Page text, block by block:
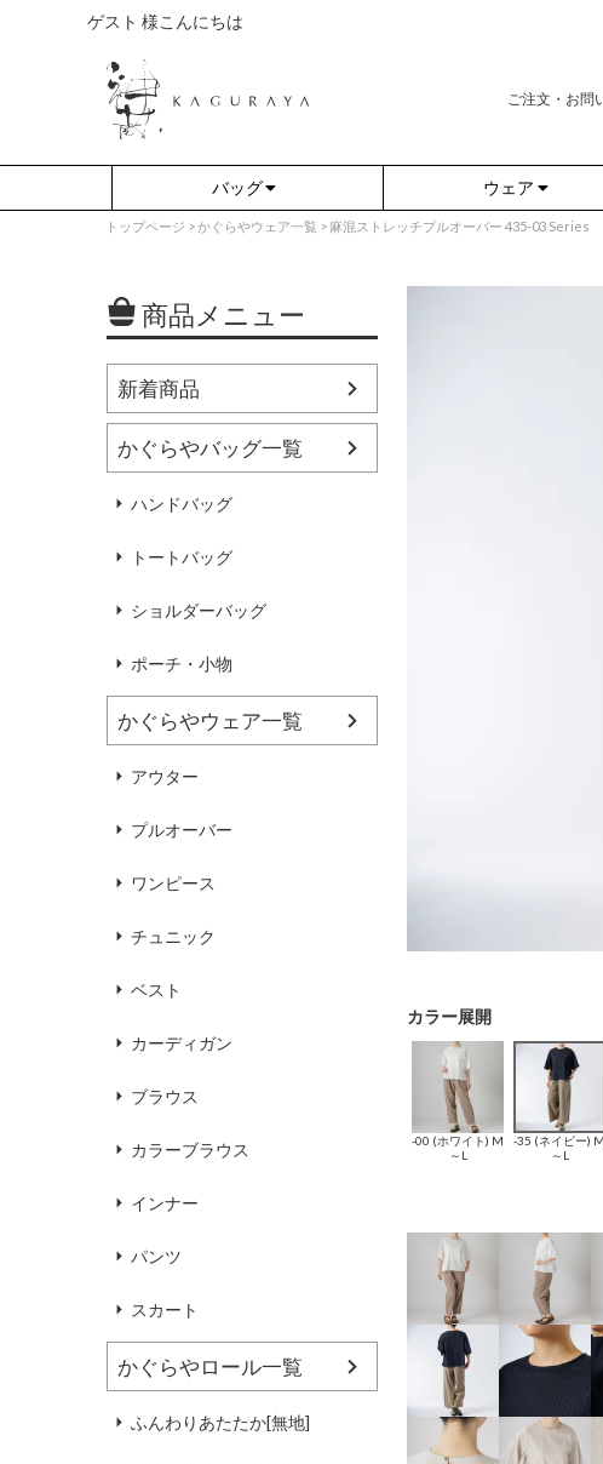
ゲスト 様こんにちは
ご注文・お問
バッグ
ハンドバッグ
ウェア
アウター
ブラウス
さらり（無地）
（綿80%、ポリエステル15%、
さらり（ボーダー）
麻（無地）
麻12%、ラミー12%、
トップページ かぐらやウェア一覧 麻混ストレッチプルオーバー 435-03 Series
商品メニュー
新着商品
かぐらやバッグ一覧
ハンドバッグ
トートバッグ
ショルダーバッグ
ポーチ・小物
かぐらやウェア一覧
アウター
プルオーバー
ワンピース
チュニック
ベスト
カーディガン
ブラウス
カラーブラウス
インナー
パンツ
スカート
かぐらやロール一覧
ふんわりあたたか[無地]
-00 (ホワイト) M
～L
-35 (ネイビー) M
～L